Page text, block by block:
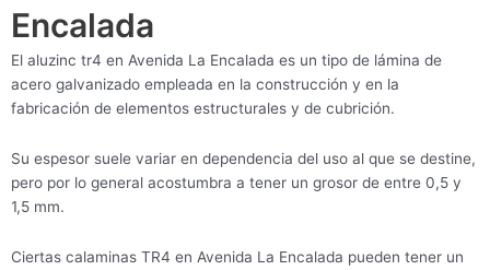
Encalada
El aluzinc tr4 en Avenida La Encalada es un tipo de lámina de
acero galvanizado empleada en la construcción y en la
fabricación de elementos estructurales y de cubrición.
Su espesor suele variar en dependencia del uso al que se destine,
pero por lo general acostumbra a tener un grosor de entre 0,5 y
1,5 mm.
Ciertas calaminas TR4 en Avenida La Encalada pueden tener un